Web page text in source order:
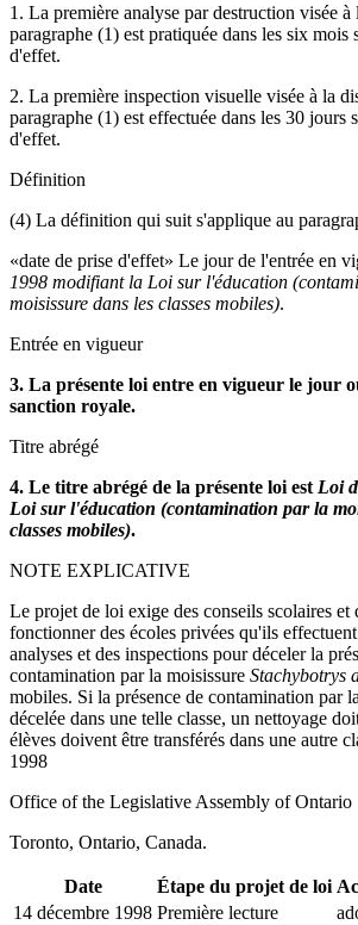
1. La première analyse par destruction visée
paragraphe (1) est pratiquée dans les six mois
d'effet.
2. La première inspection visuelle visée à la
paragraphe (1) est effectuée dans les 30 jours
d'effet.
Définition
(4) La définition qui suit s'applique au
«date de prise d'effet» Le jour de l'entrée en
1998 modifiant la Loi sur l'éducation
moisissure dans les classes mobiles).
Entrée en vigueur
3. La présente loi entre en vigueur le jour
sanction royale.
Titre abrégé
4. Le titre abrégé de la présente loi est Loi
Loi sur l'éducation (contamination par la
classes mobiles).
NOTE EXPLICATIVE
Le projet de loi exige des conseils scolaires et
fonctionner des écoles privées qu'ils
analyses et des inspections pour déceler la
contamination par la moisissure Stachybotrys
mobiles. Si la présence de contamination par
décelée dans une telle classe, un nettoyage
élèves doivent être transférés dans une autre
1998
Office of the Legislative Assembly of Ontario
Toronto, Ontario, Canada.
Date Étape du projet de loi
14 décembre 1998 Première lecture